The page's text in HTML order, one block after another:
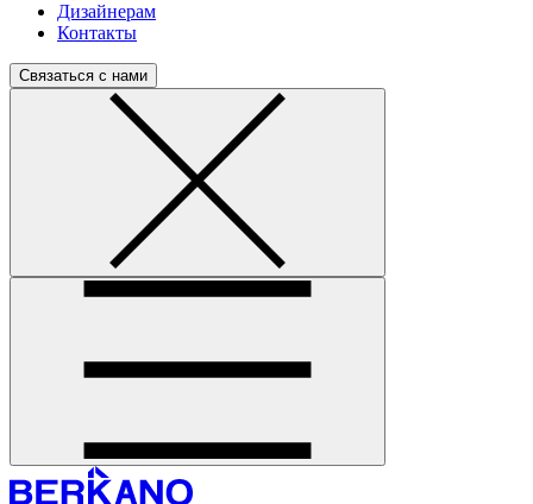
Дизайнерам
Контакты
Связаться с нами